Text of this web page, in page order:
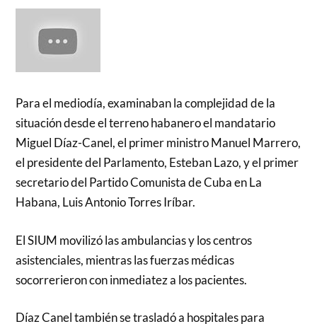
Para el mediodía, examinaban la complejidad de la
situación desde el terreno habanero el mandatario
Miguel Díaz-Canel, el primer ministro Manuel Marrero,
el presidente del Parlamento, Esteban Lazo, y el primer
secretario del Partido Comunista de Cuba en La
Habana, Luis Antonio Torres Iríbar.
El SIUM movilizó las ambulancias y los centros
asistenciales, mientras las fuerzas médicas
socorrerieron con inmediatez a los pacientes.
Díaz Canel también se trasladó a hospitales para